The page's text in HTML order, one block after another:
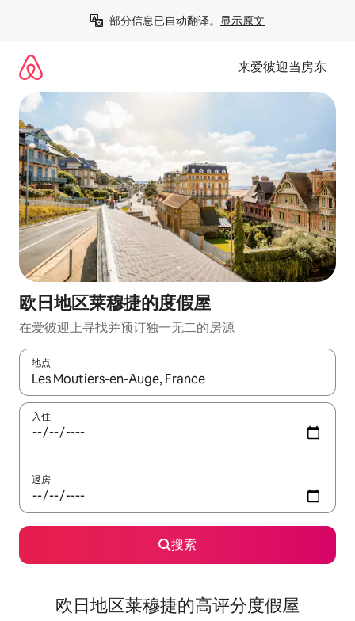
部分信息已自动翻译。 显示原文
来爱彼迎当房东
欧日地区莱穆捷的度假屋
在爱彼迎上寻找并预订独一无二的房源
地点
如有搜索结果，请使用上下方向键查看，或通过点击或滑动手势
入住
退房
搜索
欧日地区莱穆捷的高评分度假屋